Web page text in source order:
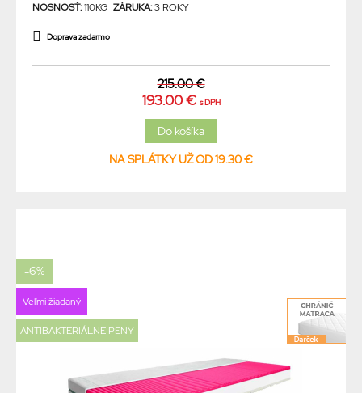
NOSNOSŤ:110KG ZÁRUKA:3 ROKY
Doprava zadarmo
215.00 €
193.00 € s DPH
NA SPLÁTKY UŽ OD 19.30 €
-6%
Veľmi žiadaný
ANTIBAKTERIÁLNE PENY